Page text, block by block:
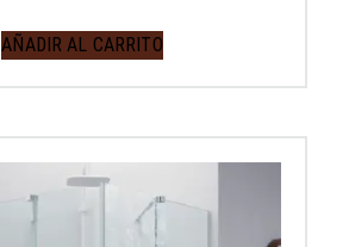
AÑADIR AL CARRITO